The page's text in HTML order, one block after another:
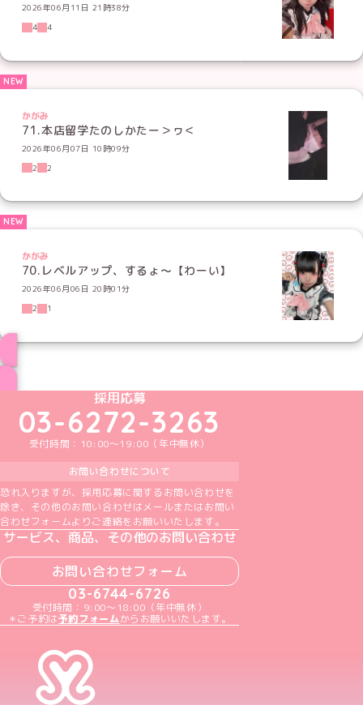
2026年06月11日 21時38分
4
4
かがみ
71.本店留学たのしかたー＞ヮ＜
2026年06月07日 10時09分
2
2
かがみ
70.レベルアップ、するょ～【わーい】
2026年06月06日 20時01分
2
1
めいどりーみんTikTok公式アカウント
めいどりーみんX公式アカウント
めいどりーみんInstagram公式アカウント
めいどりーみんFacebook公式アカウン
めいどりーみんYouTube公式アカ
採用応募
03-6272-3263
受付時間：10:00～19:00（年中無休）
お問い合わせについて
恐れ入りますが、採用応募に関するお問い合わせを
除き、その他のお問い合わせはメールまたはお問い
合わせフォームよりご連絡をお願いいたします。
サービス、商品、その他のお問い合わせ
お問い合わせフォーム
03-6744-6726
受付時間：9:00～18:00（年中無休）
＊ご予約は予約フォームからお願いいたします。